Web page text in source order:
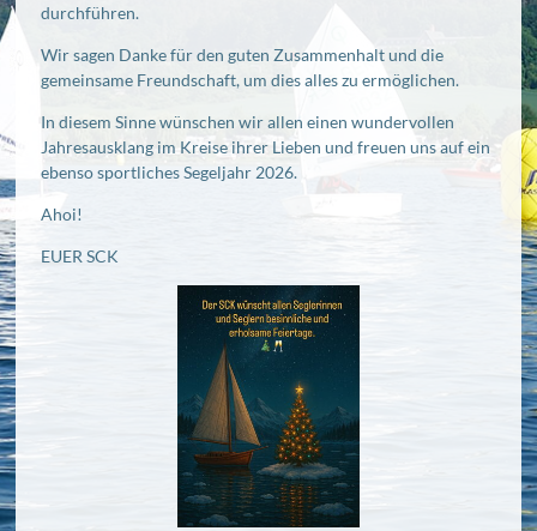
durchführen.
Wir sagen Danke für den guten Zusammenhalt und die
gemeinsame Freundschaft, um dies alles zu ermöglichen.
In diesem Sinne wünschen wir allen einen wundervollen
Jahresausklang im Kreise ihrer Lieben und freuen uns auf ein
ebenso sportliches Segeljahr 2026.
Ahoi!
EUER SCK